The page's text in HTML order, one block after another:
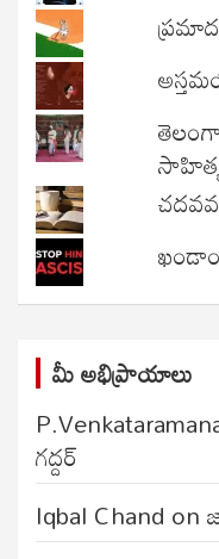
మీ అభిప్రాయాలు
గద్దర్
Iqbal Chand on